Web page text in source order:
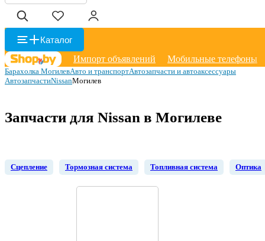
Каталог
Импорт объявлений
Мобильные телефоны
Барахолка МогилевАвто и транспортАвтозапчасти и автоаксессуары
АвтозапчастиNissanМогилев
Запчасти для Nissan в Могилеве
Сцепление Тормозная система Топливная система Оптика